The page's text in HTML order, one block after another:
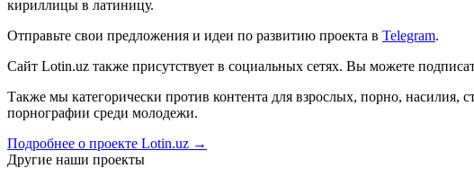
кириллицы в латиницу.
Отправьте свои предложения и идеи по развитию проекта в Telegram.
Сайт Lotin.uz также присутствует в социальных сетях. Вы можете
Также мы категорически против контента для взрослых, порно,
порнографии среди молодежи.
Подробнее о проекте Lotin.uz →
Другие наши проекты